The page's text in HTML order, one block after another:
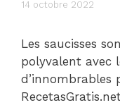
14 octobre 2022
Les saucisses
polyvalent avec
d’innombrables